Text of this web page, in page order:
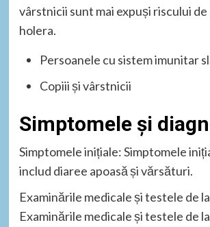
vârstnicii sunt mai expuși riscului
holera.
Persoanele cu sistem imunitar
Copiii și vârstnicii
Simptomele și
Simptomele inițiale: Simptomele
includ diaree apoasă și vărsături.
Examinările medicale și testele de
Examinările medicale și testele de